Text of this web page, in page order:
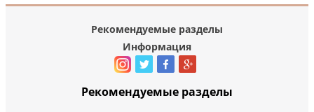
Рекомендуемые разделы
Информация
Рекомендуемые разделы